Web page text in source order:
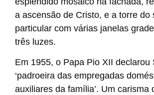
a ascensão de Cristo, e a torre do
particular com várias janelas
três luzes.
Em 1955, o Papa Pio XII declarou
‘padroeira das empregadas
auxiliares da família’. Um carisma